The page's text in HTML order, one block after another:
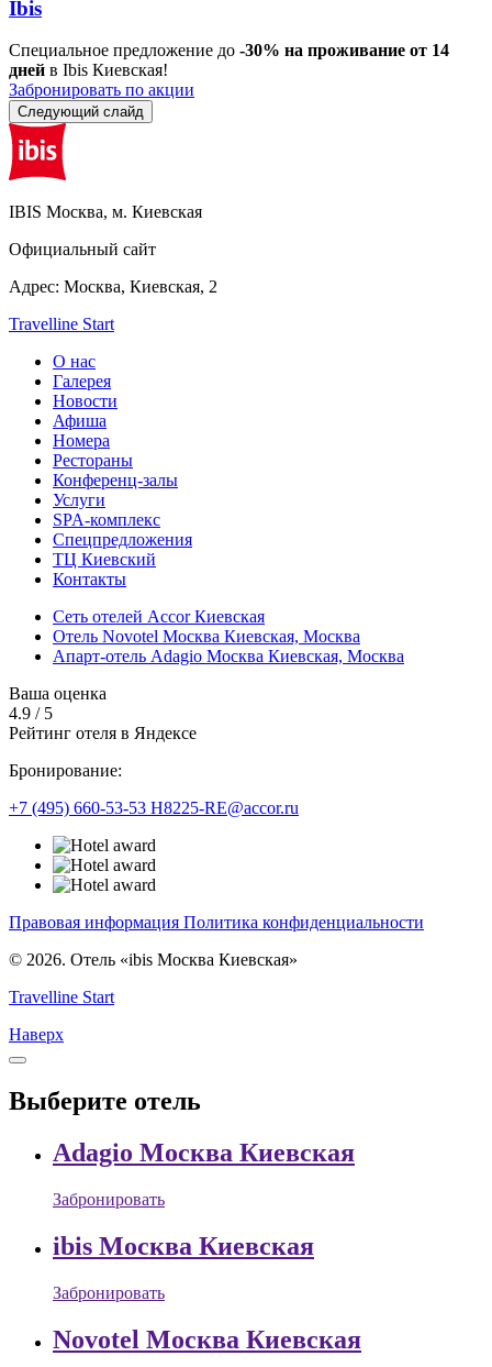
Ibis
Специальное предложение до -30% на проживание от 14
дней в Ibis Киевская!
Забронировать по акции
Следующий слайд
IBIS Москва, м. Киевская
Официальный сайт
Адрес: Москва, Киевская, 2
Travelline Start
О нас
Галерея
Новости
Афиша
Номера
Рестораны
Конференц-залы
Услуги
SPA-комплекс
Спецпредложения
ТЦ Киевский
Контакты
Сеть отелей Accor Киевская
Отель Novotel Москва Киевская, Москва
Апарт-отель Adagio Москва Киевская, Москва
Ваша оценка
4.9 / 5
Рейтинг отеля в Яндексе
Бронирование:
+7 (495) 660-53-53 H8225-RE@accor.ru
Правовая информация Политика конфиденциальности
© 2026. Отель «ibis Москва Киевская»
Travelline Start
Наверх
Выберите отель
Adagio Москва Киевская
Забронировать
ibis Москва Киевская
Забронировать
Novotel Москва Киевская